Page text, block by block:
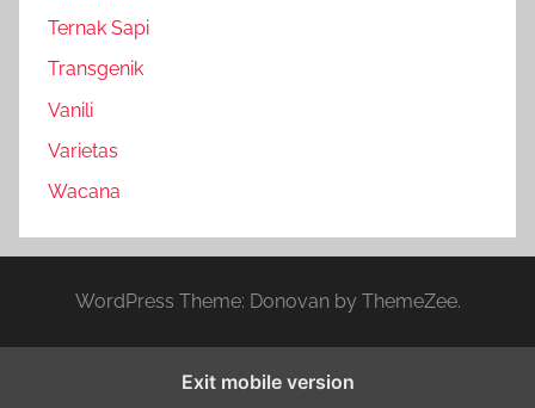
Ternak Sapi
Transgenik
Vanili
Varietas
Wacana
WordPress Theme: Donovan by ThemeZee.
Exit mobile version